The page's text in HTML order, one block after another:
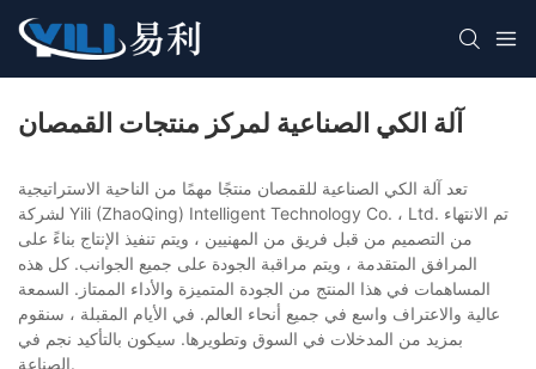
آلة الكي الصناعية لمركز منتجات القمصان
تعد آلة الكي الصناعية للقمصان منتجًا مهمًا من الناحية الاستراتيجية
لشركة Yili (ZhaoQing) Intelligent Technology Co. ، Ltd. تم الانتهاء
من التصميم من قبل فريق من المهنيين ، ويتم تنفيذ الإنتاج بناءً على
المرافق المتقدمة ، ويتم مراقبة الجودة على جميع الجوانب. كل هذه
المساهمات في هذا المنتج من الجودة المتميزة والأداء الممتاز. السمعة
عالية والاعتراف واسع في جميع أنحاء العالم. في الأيام المقبلة ، سنقوم
بمزيد من المدخلات في السوق وتطويرها. سيكون بالتأكيد نجم في
الصناعة.